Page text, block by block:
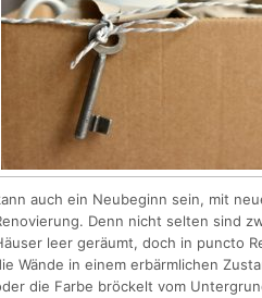
auch ein Neubeginn sein, mit
Denn nicht selten sind
leer geräumt, doch in puncto
Wände in einem erbärmlichen
die Farbe bröckelt vom